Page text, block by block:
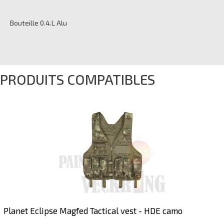
Bouteille 0.4.L Alu
PRODUITS COMPATIBLES
Planet Eclipse Magfed Tactical vest - HDE camo